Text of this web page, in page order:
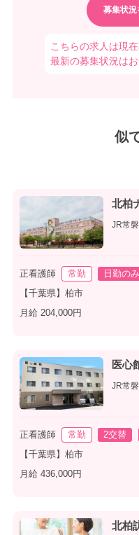
こちらの求人は現
最新の募集状況は
似
北柏
JR常
正看護師 常勤 日勤のみ
【千葉県】柏市
月給 204,000円
医
JR常
正看護師 常勤 2交替
【千葉県】柏市
月給 436,000円
北柏